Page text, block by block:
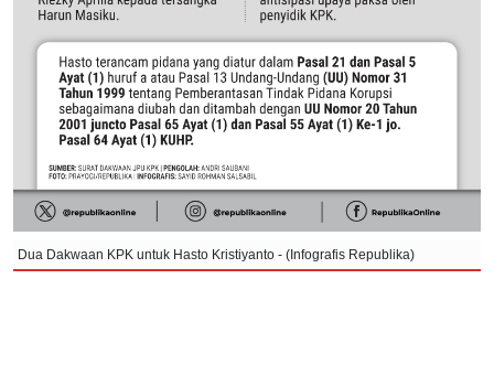
Dua Dakwaan KPK untuk Hasto Kristiyanto - (Infografis Republika)